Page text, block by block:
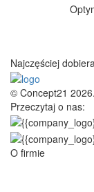
Najczęściej
© Concept21
Przeczytaj o nas:
O firmie